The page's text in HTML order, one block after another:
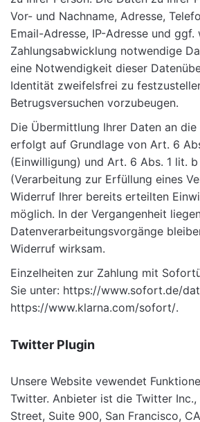
Vor- und Nachname, Adresse,
Email-Adresse, IP-Adresse und
Zahlungsabwicklung notwendige
eine Notwendigkeit dieser
Identität zweifelsfrei zu
Betrugsversuchen vorzubeugen.
Die Übermittlung Ihrer Daten an
erfolgt auf Grundlage von Art. 6
(Einwilligung) und Art. 6 Abs. 1 lit. b
(Verarbeitung zur Erfüllung eines
Widerruf Ihrer bereits erteilten
möglich. In der Vergangenheit
Datenverarbeitungsvorgänge
Widerruf wirksam.
Einzelheiten zur Zahlung mit
Sie unter: https://www.sofort.de/
https://www.klarna.com/sofort/.
Twitter Plugin
Unsere Website vewendet
Twitter. Anbieter ist die Twitter Inc.,
Street, Suite 900, San Francisco,